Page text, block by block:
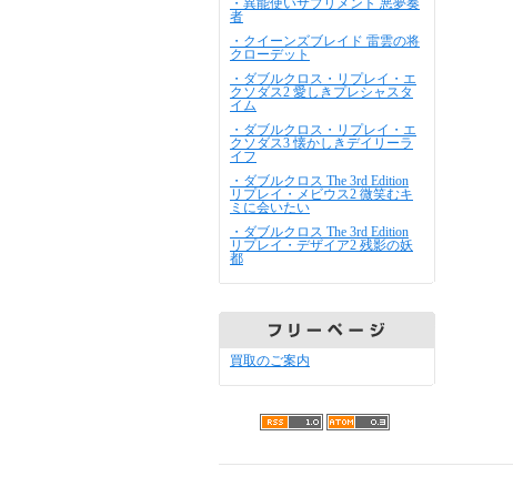
者
・クイーンズブレイド 雷雲の将
クローデット
・ダブルクロス・リプレイ・エ
クソダス2 愛しきプレシャスタ
イム
・ダブルクロス・リプレイ・エ
クソダス3 懐かしきデイリーラ
イフ
・ダブルクロス The 3rd Edition
リプレイ・メビウス2 微笑むキ
ミに会いたい
・ダブルクロス The 3rd Edition
リプレイ・デザイア2 残影の妖
都
買取のご案内